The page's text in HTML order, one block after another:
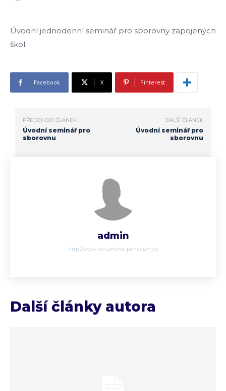
Úvodní jednodenní seminář pro sborovny zapojených
škol.
Facebook X Pinterest
PŘEDCHOZÍ ČLÁNEK
Úvodní seminář pro
sborovnu
DALŠÍ ČLÁNEK
Úvodní seminář pro
sborovnu
admin
http://www.rozumime-penezum.cz
Další články autora